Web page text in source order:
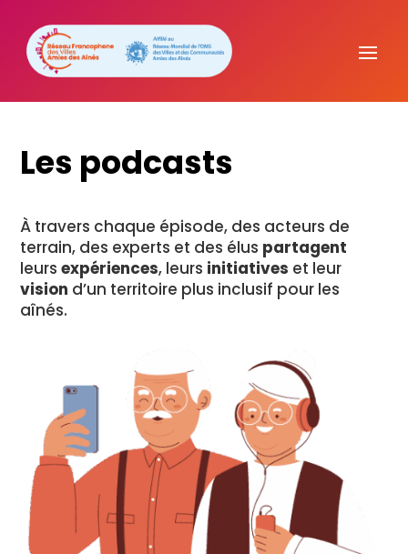
Les podcasts
À travers chaque épisode, des acteurs de
terrain, des experts et des élus partagent
leursexpériences, leurs initiatives et leur
vision d’un territoire plus inclusif pour les
aînés.